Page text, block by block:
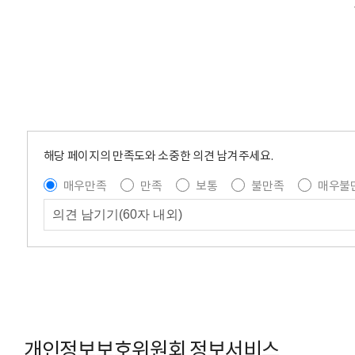
해당 페이지의 만족도와 소중한 의견 남겨주세요.
매우만족
만족 보통 불만족 매우불